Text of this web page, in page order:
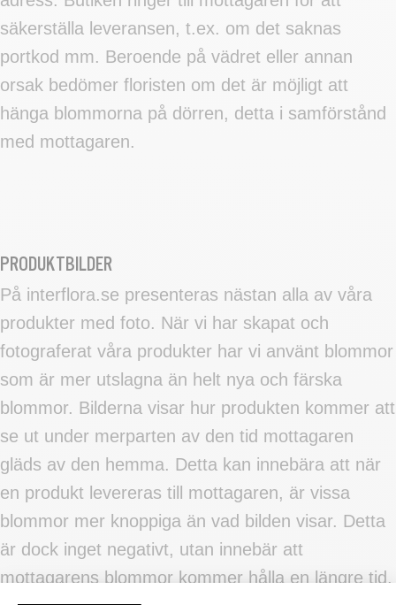
säkerställa leveransen, t.ex. om det saknas
portkod mm. Beroende på vädret eller annan
orsak bedömer floristen om det är möjligt att
hänga blommorna på dörren, detta i samförstånd
med mottagaren.
PRODUKTBILDER
På interflora.se presenteras nästan alla av våra
produkter med foto. När vi har skapat och
fotograferat våra produkter har vi använt blommor
som är mer utslagna än helt nya och färska
blommor. Bilderna visar hur produkten kommer att
se ut under merparten av den tid mottagaren
gläds av den hemma. Detta kan innebära att när
en produkt levereras till mottagaren, är vissa
blommor mer knoppiga än vad bilden visar. Detta
är dock inget negativt, utan innebär att
mottagarens blommor kommer hålla en längre tid.